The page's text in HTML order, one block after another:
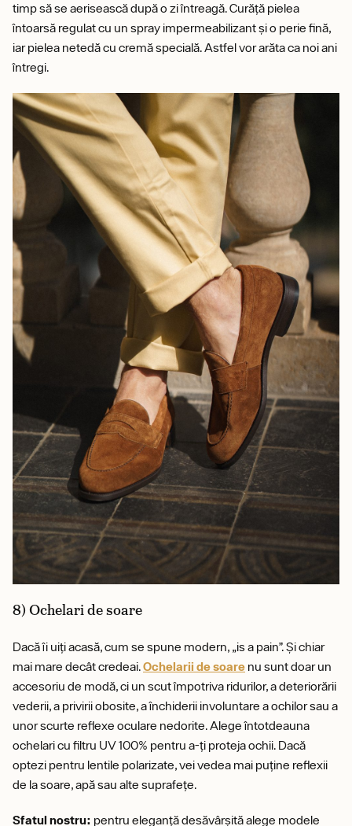
timp să se aerisească după o zi întreagă. Curăță pielea
întoarsă regulat cu un spray impermeabilizant și o perie fină,
iar pielea netedă cu cremă specială. Astfel vor arăta ca noi ani
întregi.
8) Ochelari de soare
Dacă îi uiți acasă, cum se spune modern, „is a pain”. Și chiar
mai mare decât credeai.Ochelarii de soare nu sunt doar un
accesoriu de modă, ci un scut împotriva ridurilor, a deteriorării
vederii, a privirii obosite, a închiderii involuntare a ochilor sau a
unor scurte reflexe oculare nedorite. Alege întotdeauna
ochelari cu filtru UV 100% pentru a-ți proteja ochii. Dacă
optezi pentru lentile polarizate, vei vedea mai puține reflexii
de la soare, apă sau alte suprafețe.
Sfatul nostru: pentru eleganță desăvârșită alege modele